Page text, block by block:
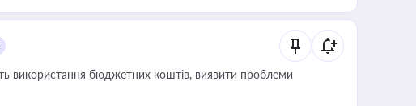
використання бюджетних коштів, виявити проблеми